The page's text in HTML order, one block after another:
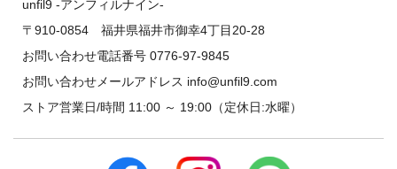
unfil9 -アンフィルナイン-
〒910-0854 福井県福井市御幸4丁目20-28
お問い合わせ電話番号 0776-97-9845
お問い合わせメールアドレス info@unfil9.com
ストア営業日/時間 11:00 ～ 19:00（定休日:水曜）